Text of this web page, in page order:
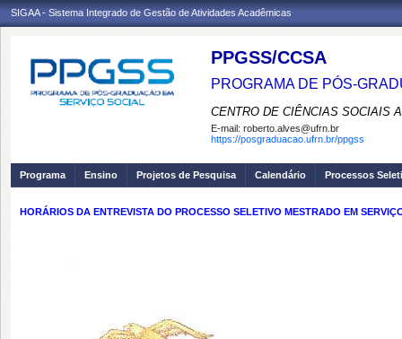
SIGAA - Sistema Integrado de Gestão de Atividades Acadêmicas
PPGSS/CCSA
PROGRAMA DE PÓS-
CENTRO DE CIÊNCIAS SOCIAIS
E-mail: roberto.alves@ufrn.br
https://posgraduacao.ufrn.br/ppgss
Programa Ensino Projetos de Pesquisa Calendário Processos
HORÁRIOS DA ENTREVISTA DO PROCESSO SELETIVO MESTRADO EM